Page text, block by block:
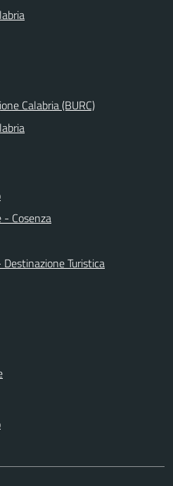
Calabria (BURC)
- Cosenza
Turistica